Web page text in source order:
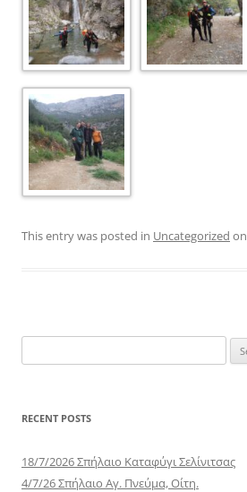
This entry was posted in Uncategorized on
for:
RECENT POSTS
18/7/2026 Σπήλαιο Καταφύγι Σελίνιτσας
4/7/26 Σπήλαιο Αγ. Πνεύμα, Οίτη.